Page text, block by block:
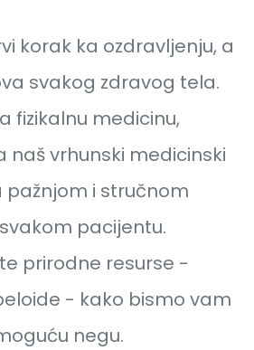
korak ka ozdravljenju, a
svakog zdravog tela.
fizikalnu medicinu,
naš vrhunski medicinski
pažnjom i stručnom
pacijentu.
prirodne resurse -
- kako bismo vam
negu.